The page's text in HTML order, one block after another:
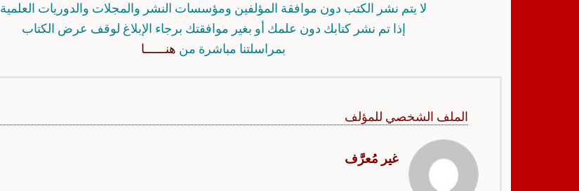
لا يتم نشر الكتب دون موافقة المؤلفين ومؤسسات النشر والمجلات والدوريات العلمية
إذا تم نشر كتابك دون علمك أو بغير موافقتك برجاء الإبلاغ لوقف عرض الكتاب
بمراسلتنا مباشرة من هنــــــا
الملف الشخصي للمؤلف
غير مُعرَّف